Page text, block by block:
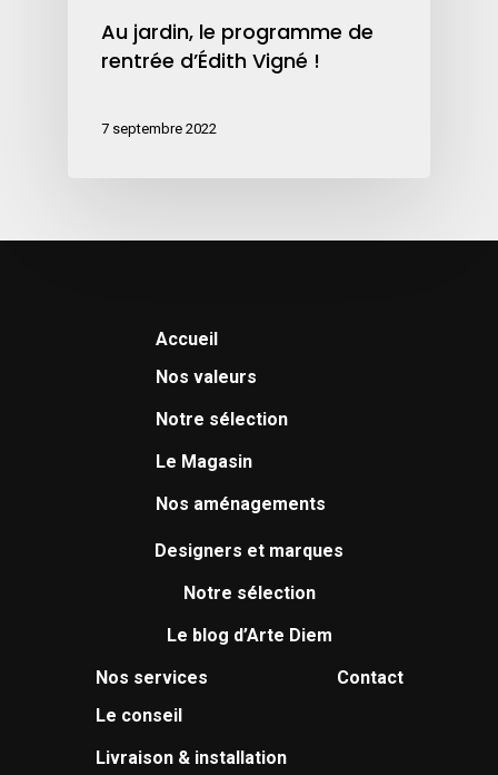
Au jardin, le programme de
rentrée d’Édith Vigné !
7 septembre 2022
Accueil
Nos valeurs
Notre sélection
Le Magasin
Nos aménagements
Designers et marques
Notre sélection
Le blog d’Arte Diem
Nos services
Le conseil
Livraison & installation
Contact